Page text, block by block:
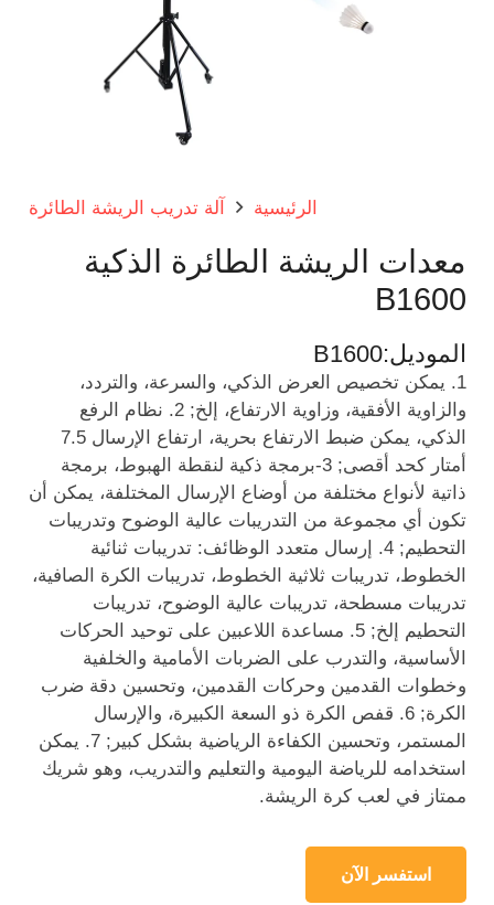
الرئيسية آلة تدريب الريشة الطائرة
معدات الريشة الطائرة الذكية
B1600
الموديل:B1600
1. يمكن تخصيص العرض الذكي، والسرعة، والتردد،
والزاوية الأفقية، وزاوية الارتفاع، إلخ; 2. نظام الرفع
الذكي، يمكن ضبط الارتفاع بحرية، ارتفاع الإرسال 7.5
أمتار كحد أقصى; 3-برمجة ذكية لنقطة الهبوط، برمجة
ذاتية لأنواع مختلفة من أوضاع الإرسال المختلفة، يمكن أن
تكون أي مجموعة من التدريبات عالية الوضوح وتدريبات
التحطيم; 4. إرسال متعدد الوظائف: تدريبات ثنائية
الخطوط، تدريبات ثلاثية الخطوط، تدريبات الكرة الصافية،
تدريبات مسطحة، تدريبات عالية الوضوح، تدريبات
التحطيم إلخ; 5. مساعدة اللاعبين على توحيد الحركات
الأساسية، والتدرب على الضربات الأمامية والخلفية
وخطوات القدمين وحركات القدمين، وتحسين دقة ضرب
الكرة; 6. قفص الكرة ذو السعة الكبيرة، والإرسال
المستمر، وتحسين الكفاءة الرياضية بشكل كبير; 7. يمكن
استخدامه للرياضة اليومية والتعليم والتدريب، وهو شريك
ممتاز في لعب كرة الريشة.
استفسر الآن